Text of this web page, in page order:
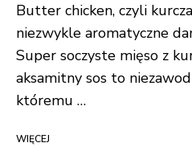
Butter chicken, czyli
niezwykle aromatyczne
Super soczyste mięso z
aksamitny sos to
któremu …
WIĘCEJ